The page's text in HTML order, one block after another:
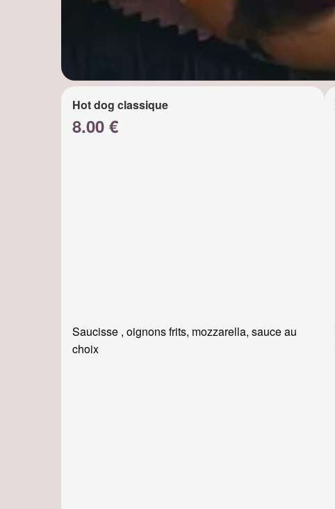
Hot dog classique
8.00 €
Saucisse , oignons frits, mozzarella, sauce au
choix